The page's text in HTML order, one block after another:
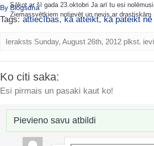
Sākot ar šī gada 23.oktobri Ja arī tu esi
Ziemassvētkiem notievēt un nevis ar
By Blogsdna
Tags:attiecības,kā atteikt,kā pateikt nē
Ieraksts Sunday, August 26th, 2012 plkst.
Ko citi saka:
Esi pirmais un pasaki kaut ko!
Pievieno savu atbildi